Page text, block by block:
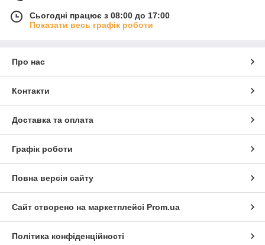
Сьогодні працює з 08:00 до 17:00
Показати весь графік роботи
Про нас
Контакти
Доставка та оплата
Графік роботи
Повна версія сайту
Сайт створено на маркетплейсі Prom.ua
Політика конфіденційності